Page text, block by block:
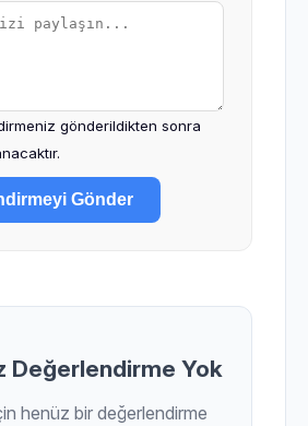
gönderildikten sonra
Gönder
Değerlendirme Yok
henüz bir değerlendirme